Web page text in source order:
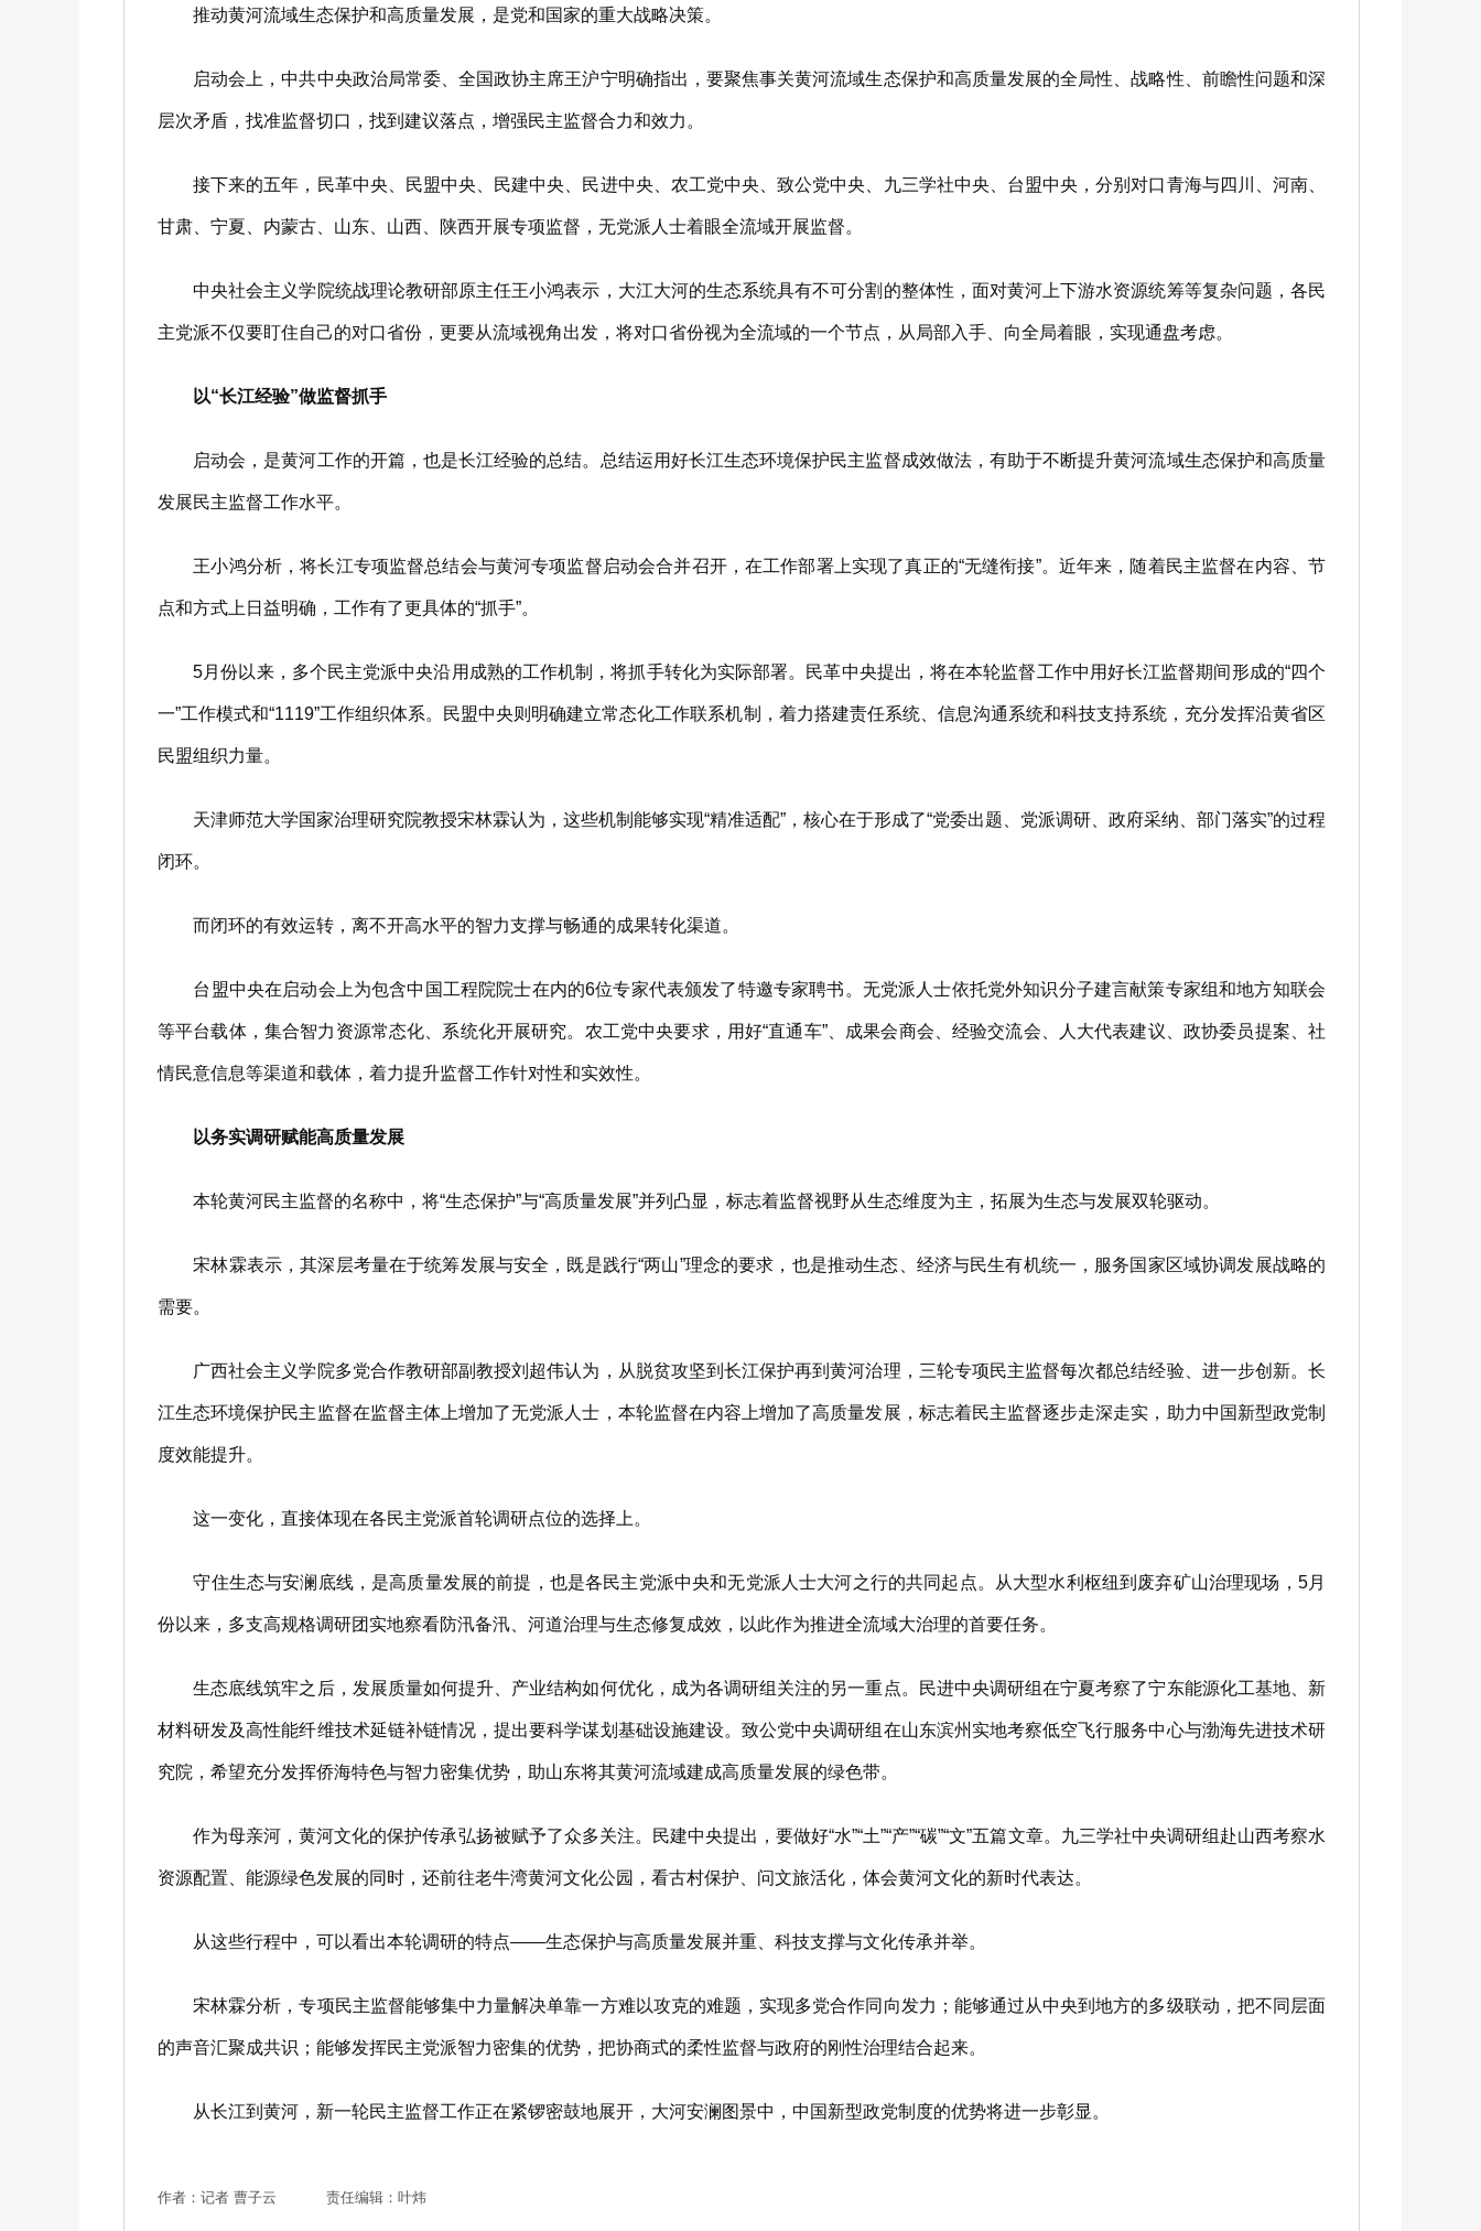
推动黄河流域生态保护和高质量发展，是党和国家的重大战略决策。
启动会上，中共中央政治局常委、全国政协主席王沪宁明确指出，要聚焦事关黄河流域生态保护和高质量发展的全局性、战略性、前瞻性问题和深
层次矛盾，找准监督切口，找到建议落点，增强民主监督合力和效力。
接下来的五年，民革中央、民盟中央、民建中央、民进中央、农工党中央、致公党中央、九三学社中央、台盟中央，分别对口青海与四川、河南、
甘肃、宁夏、内蒙古、山东、山西、陕西开展专项监督，无党派人士着眼全流域开展监督。
中央社会主义学院统战理论教研部原主任王小鸿表示，大江大河的生态系统具有不可分割的整体性，面对黄河上下游水资源统筹等复杂问题，各民
主党派不仅要盯住自己的对口省份，更要从流域视角出发，将对口省份视为全流域的一个节点，从局部入手、向全局着眼，实现通盘考虑。
以“长江经验”做监督抓手
启动会，是黄河工作的开篇，也是长江经验的总结。总结运用好长江生态环境保护民主监督成效做法，有助于不断提升黄河流域生态保护和高质量
发展民主监督工作水平。
王小鸿分析，将长江专项监督总结会与黄河专项监督启动会合并召开，在工作部署上实现了真正的“无缝衔接”。近年来，随着民主监督在内容、节
点和方式上日益明确，工作有了更具体的“抓手”。
5月份以来，多个民主党派中央沿用成熟的工作机制，将抓手转化为实际部署。民革中央提出，将在本轮监督工作中用好长江监督期间形成的“四个
一”工作模式和“1119”工作组织体系。民盟中央则明确建立常态化工作联系机制，着力搭建责任系统、信息沟通系统和科技支持系统，充分发挥沿黄省区
民盟组织力量。
天津师范大学国家治理研究院教授宋林霖认为，这些机制能够实现“精准适配”，核心在于形成了“党委出题、党派调研、政府采纳、部门落实”的过程
闭环。
而闭环的有效运转，离不开高水平的智力支撑与畅通的成果转化渠道。
台盟中央在启动会上为包含中国工程院院士在内的6位专家代表颁发了特邀专家聘书。无党派人士依托党外知识分子建言献策专家组和地方知联会
等平台载体，集合智力资源常态化、系统化开展研究。农工党中央要求，用好“直通车”、成果会商会、经验交流会、人大代表建议、政协委员提案、社
情民意信息等渠道和载体，着力提升监督工作针对性和实效性。
以务实调研赋能高质量发展
本轮黄河民主监督的名称中，将“生态保护”与“高质量发展”并列凸显，标志着监督视野从生态维度为主，拓展为生态与发展双轮驱动。
宋林霖表示，其深层考量在于统筹发展与安全，既是践行“两山”理念的要求，也是推动生态、经济与民生有机统一，服务国家区域协调发展战略的
需要。
广西社会主义学院多党合作教研部副教授刘超伟认为，从脱贫攻坚到长江保护再到黄河治理，三轮专项民主监督每次都总结经验、进一步创新。长
江生态环境保护民主监督在监督主体上增加了无党派人士，本轮监督在内容上增加了高质量发展，标志着民主监督逐步走深走实，助力中国新型政党制
度效能提升。
这一变化，直接体现在各民主党派首轮调研点位的选择上。
守住生态与安澜底线，是高质量发展的前提，也是各民主党派中央和无党派人士大河之行的共同起点。从大型水利枢纽到废弃矿山治理现场，5月
份以来，多支高规格调研团实地察看防汛备汛、河道治理与生态修复成效，以此作为推进全流域大治理的首要任务。
生态底线筑牢之后，发展质量如何提升、产业结构如何优化，成为各调研组关注的另一重点。民进中央调研组在宁夏考察了宁东能源化工基地、新
材料研发及高性能纤维技术延链补链情况，提出要科学谋划基础设施建设。致公党中央调研组在山东滨州实地考察低空飞行服务中心与渤海先进技术研
究院，希望充分发挥侨海特色与智力密集优势，助山东将其黄河流域建成高质量发展的绿色带。
作为母亲河，黄河文化的保护传承弘扬被赋予了众多关注。民建中央提出，要做好“水”“土”“产”“碳”“文”五篇文章。九三学社中央调研组赴山西考察水
资源配置、能源绿色发展的同时，还前往老牛湾黄河文化公园，看古村保护、问文旅活化，体会黄河文化的新时代表达。
从这些行程中，可以看出本轮调研的特点——生态保护与高质量发展并重、科技支撑与文化传承并举。
宋林霖分析，专项民主监督能够集中力量解决单靠一方难以攻克的难题，实现多党合作同向发力；能够通过从中央到地方的多级联动，把不同层面
的声音汇聚成共识；能够发挥民主党派智力密集的优势，把协商式的柔性监督与政府的刚性治理结合起来。
从长江到黄河，新一轮民主监督工作正在紧锣密鼓地展开，大河安澜图景中，中国新型政党制度的优势将进一步彰显。
作者：记者 曹子云 责任编辑：叶炜